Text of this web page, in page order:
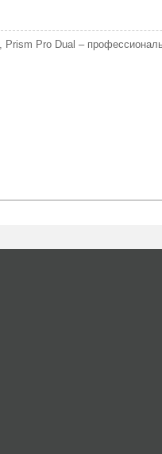
Prism Pro Dual –